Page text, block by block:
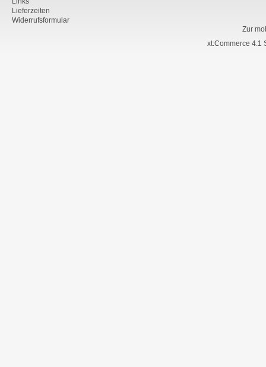
Lieferzeiten
Widerrufsformular
Zur
xt:Commerce 4.1